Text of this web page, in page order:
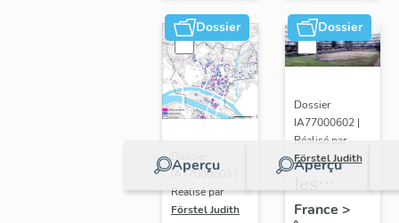
Dossier
Aperçu
Dossier
IA77000603 |
Réalisé par
Förstel Judith
Dossier
Aperçu
Dossier
IA77000602 |
Réalisé par
Förstel Judith
écoles
France >